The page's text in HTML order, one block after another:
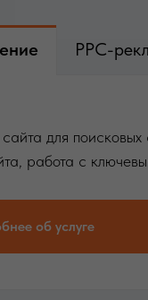
PPC-
для
работа с
об услуге